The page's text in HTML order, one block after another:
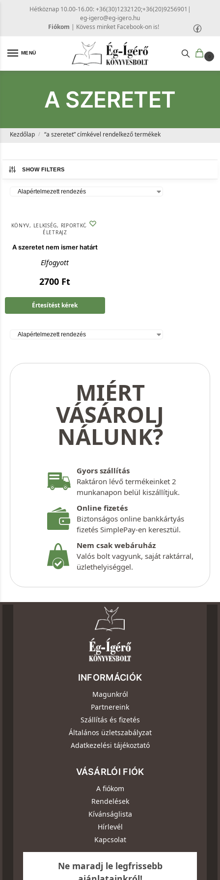
Hétköznap 10.00-16.00: +36(30)1232120;+36(20)9256901 |
eg-igero@eg-igero.hu
Fiókom | Kövess minket Facebook-on is!
MENÜ
0
A SZERETET
Kezdőlap / “a szeretet” címkével rendelkező termékek
SHOW FILTERS
KÖNYV, LELKISÉG, RIPORTKÖTET,
ÉLETRAJZ
A szeretet nem ismer határt
Elfogyott
2700 Ft
Értesítést kérek
MIÉRT
VÁSÁROLJ
NÁLUNK?
Gyors szállítás
Raktáron lévő termékeinket 2
munkanapon belül kiszállítjuk.
Online fizetés
Biztonságos online bankkártyás
fizetés SimplePay-en keresztül.
Nem csak webáruház
Valós bolt vagyunk, saját raktárral,
üzlethelyiséggel.
INFORMÁCIÓK
Magunkról
Partnereink
Szállítás és fizetés
Általános üzletszabályzat
Adatkezelési tájékoztató
VÁSÁRLÓI FIÓK
A fiókom
Rendelések
Kívánságlista
Hírlevél
Kapcsolat
Ne maradj le legfrissebb